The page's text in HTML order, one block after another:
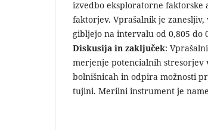
izvedbo eksploratorne faktorske
faktorjev. Vprašalnik je
gibljejo na intervalu od 0,805 do
Diskusija in zaključek:
merjenje potencialnih stresorjev
bolnišnicah in odpira možnosti
tujini. Merilni instrument je